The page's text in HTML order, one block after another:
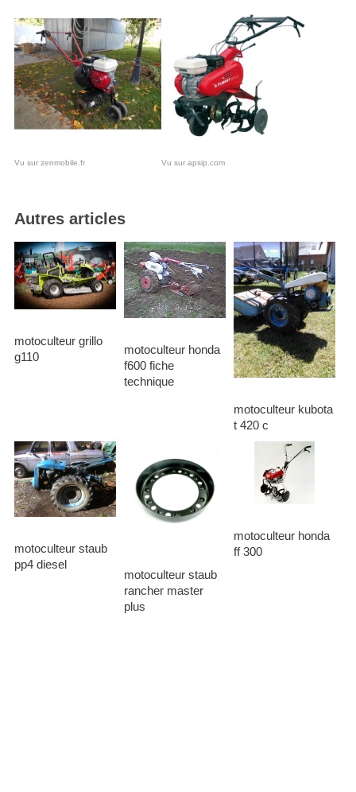
Vu sur zenmobile.fr Vu sur apsip.com
Autres articles
motoculteur grillo
g110
motoculteur honda
f600 fiche
technique
motoculteur kubota
t 420 c
motoculteur staub
pp4 diesel
motoculteur staub
rancher master
plus
motoculteur honda
ff 300